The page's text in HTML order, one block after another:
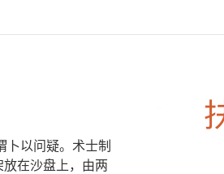
以问疑。术士制
在沙盘上，由两